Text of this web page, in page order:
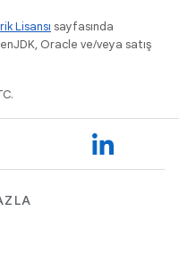
Lisansı sayfasında
Oracle ve/veya satış